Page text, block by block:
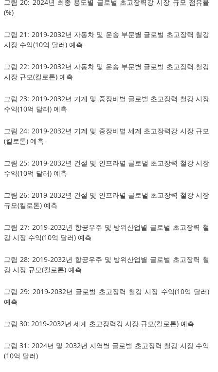
그림 20: 2024년 최종 용도별 글로벌 초고장력강 시장 규모 점유율
(%)
그림 21: 2019-2032년 자동차 및 운송 부문별 글로벌 초고장력 철강
시장 수익(10억 달러) 예측
그림 22: 2019-2032년 자동차 및 운송 부문별 글로벌 초고장력 철강
시장 규모(킬로톤) 예측
그림 23: 2019-2032년 기계 및 중장비별 글로벌 초고장력 철강 시장
수익(10억 달러) 예측
그림 24: 2019-2032년 기계 및 중장비별 세계 초고장력강 시장 규모
(킬로톤) 예측
그림 25: 2019-2032년 건설 및 인프라별 글로벌 초고장력 철강 시장
수익(10억 달러) 예측
그림 26: 2019-2032년 건설 및 인프라별 글로벌 초고장력 철강 시장
규모(킬로톤) 예측
그림 27: 2019-2032년 항공우주 및 방위산업별 글로벌 초고장력 철
강 시장 수익(10억 달러) 예측
그림 28: 2019-2032년 항공우주 및 방위산업별 글로벌 초고장력 철
강 시장 규모(킬로톤) 예측
그림 29: 2019-2032년 글로벌 초고장력 철강 시장 수익(10억 달러)
예측
그림 30: 2019-2032년 세계 초고장력강 시장 규모(킬로톤) 예측
그림 31: 2024년 및 2032년 지역별 글로벌 초고장력 철강 시장 수익
(10억 달러)